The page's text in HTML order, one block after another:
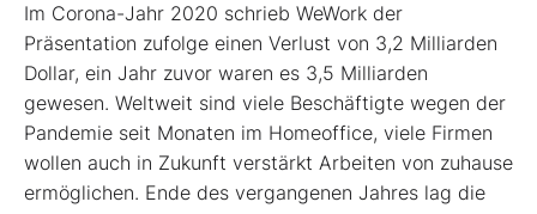
Im Corona-Jahr 2020 schrieb WeWork der
Präsentation zufolge einen Verlust von 3,2 Milliarden
Dollar, ein Jahr zuvor waren es 3,5 Milliarden
gewesen. Weltweit sind viele Beschäftigte wegen der
Pandemie seit Monaten im Homeoffice, viele Firmen
wollen auch in Zukunft verstärkt Arbeiten von zuhause
ermöglichen. Ende des vergangenen Jahres lag die